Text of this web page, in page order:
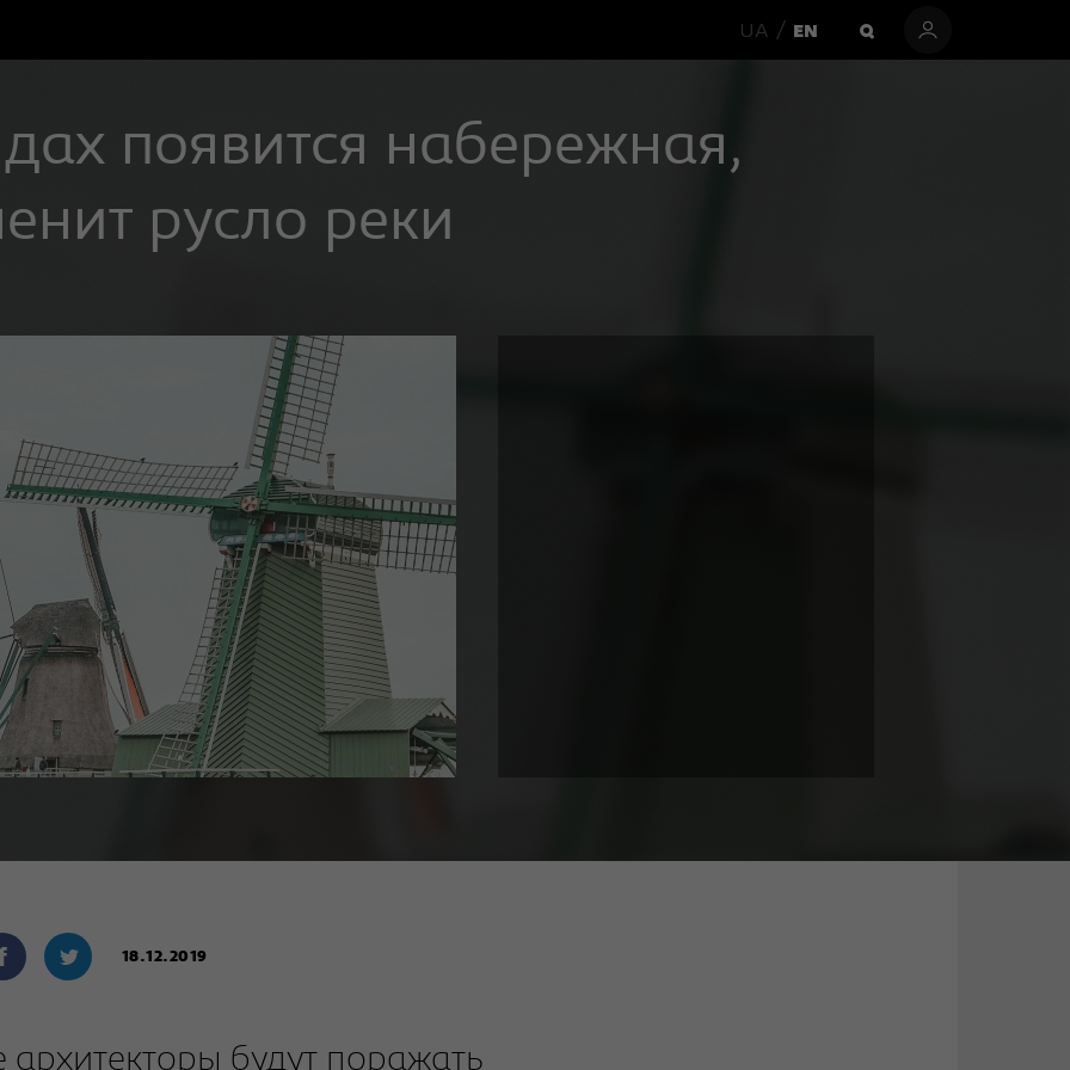
UA EN
появится набережная,
русло реки
18.12.2019
архитекторы будут поражать